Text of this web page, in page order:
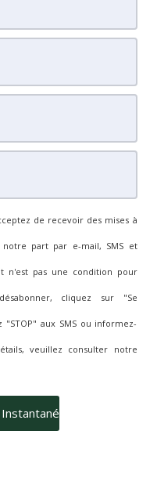
de recevoir des mises à
part par e-mail, SMS et
n'est pas une condition pour
cliquez sur "Se
aux SMS ou informez-
veuillez consulter notre